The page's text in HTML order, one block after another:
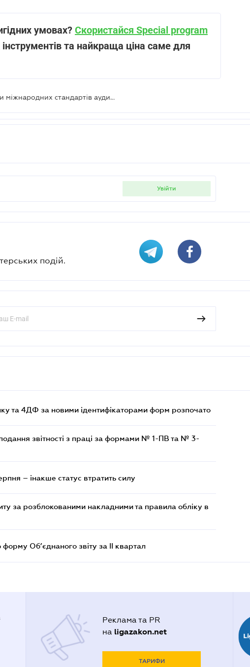
умовах? Скористайся Special program
та найкраща ціна саме для
Затверджено оновлені переклади міжнародних стандартів аудиту
увійти
подій.
та 4ДФ за новими ідентифікаторами форм розпочато
звітності з праці за формами № 1-ПВ та № 3-
– інакше статус втратить силу
за розблокованими накладними та правила обліку в
Об’єднаного звіту за ІІ квартал
Реклама та PR
на ligazakon.net
ТАРИФИ